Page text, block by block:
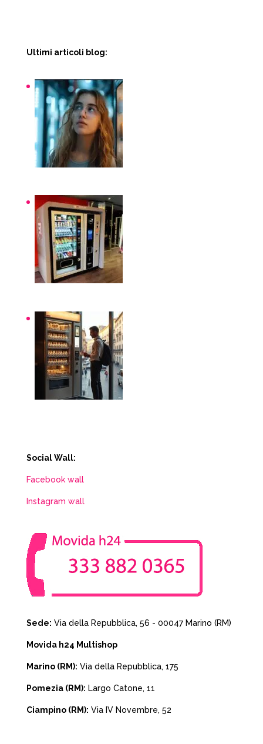
Ultimi articoli blog:
Social Wall:
Facebook wall
Instagram wall
Sede: Via della Repubblica, 56 - 00047 Marino (RM)
Movida h24 Multishop
Marino (RM): Via della Repubblica, 175
Pomezia (RM): Largo Catone, 11
Ciampino (RM): Via IV Novembre, 52